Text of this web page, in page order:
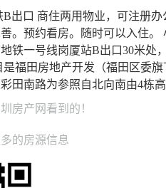
出口 商住两用物业，可注册
。预约看房。随时可以入住
铁一号线岗厦站B出口30米处
是福田房地产开发（福田区委
田南路为参照自北向南由4栋
房产网 看到的！
的房源信息